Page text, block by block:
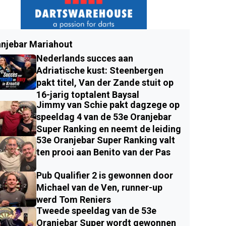
Mariahout
Nederlands succes aan
Adriatische kust: Steenbergen
pakt titel, Van der Zande stuit op
16-jarig toptalent Baysal
Jimmy van Schie pakt dagzege op
speeldag 4 van de 53e Oranjebar
Super Ranking en neemt de leiding
53e Oranjebar Super Ranking valt
ten prooi aan Benito van der Pas
Pub Qualifier 2 is gewonnen door
Michael van de Ven, runner-up
werd Tom Reniers
Tweede speeldag van de 53e
Oranjebar Super wordt gewonnen